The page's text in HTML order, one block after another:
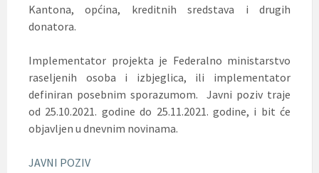
Kantona, općina, kreditnih sredstava i drugih
donatora.
Implementator projekta je Federalno ministarstvo
raseljenih osoba i izbjeglica, ili implementator
definiran posebnim sporazumom. Javni poziv traje
od 25.10.2021. godine do 25.11.2021. godine, i bit će
objavljen u dnevnim novinama.
JAVNI POZIV